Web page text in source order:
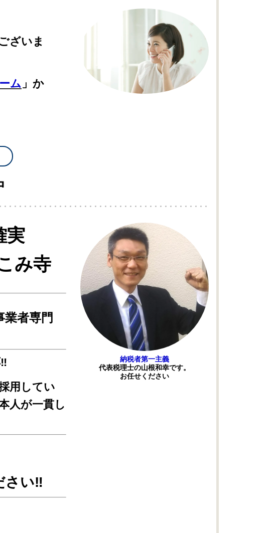
ざいま
ム 」か
納税者第一主義
代表税理士の山根和幸です。
お任せください
実
み寺
業者専門
用してい
人が一貫し
さい‼